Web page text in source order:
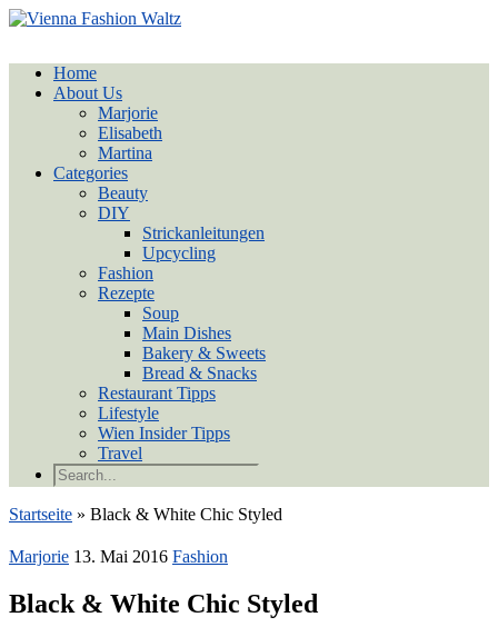
Home
About Us
Marjorie
Elisabeth
Martina
Categories
Beauty
DIY
Strickanleitungen
Upcycling
Fashion
Rezepte
Soup
Main Dishes
Bakery & Sweets
Bread & Snacks
Restaurant Tipps
Lifestyle
Wien Insider Tipps
Travel
Startseite » Black & White Chic Styled
Marjorie 13. Mai 2016 Fashion
Black & White Chic Styled